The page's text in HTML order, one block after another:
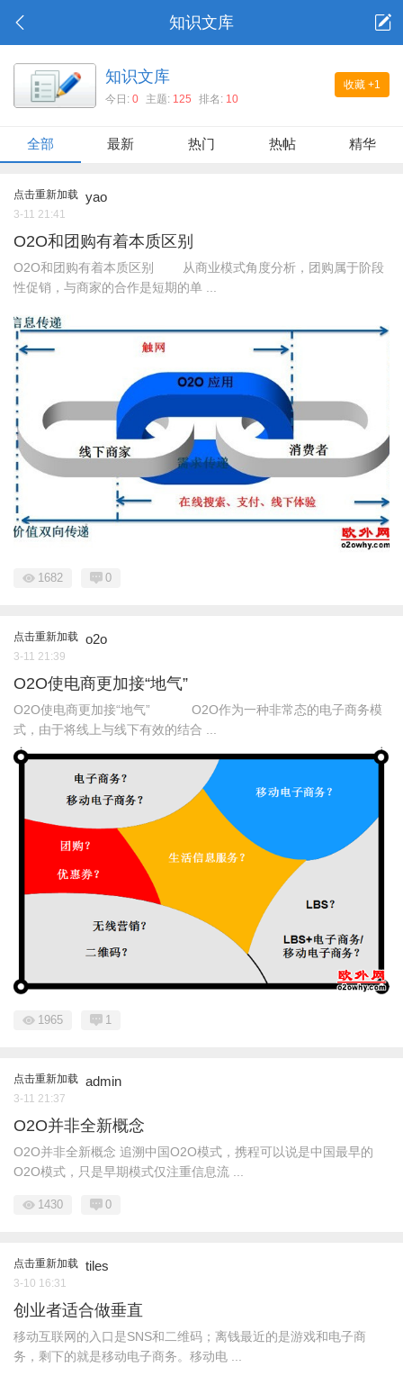
知识文库
收藏 +1
知识文库
今日:0 主题: 125 排名: 10
全部 最新 热门 热帖 精华
点击重新加载 yao
3-11 21:41
O2O和团购有着本质区别
O2O和团购有着本质区别 从商业模式角度分析，团购属于阶段
性促销，与商家的合作是短期的单 ...
1682 0
点击重新加载 o2o
3-11 21:39
O2O使电商更加接“地气”
O2O使电商更加接“地气” O2O作为一种非常态的电子商务模
式，由于将线上与线下有效的结合 ...
1965 1
点击重新加载 admin
3-11 21:37
O2O并非全新概念
O2O并非全新概念 追溯中国O2O模式，携程可以说是中国最早的
O2O模式，只是早期模式仅注重信息流 ...
1430 0
点击重新加载 tiles
3-10 16:31
创业者适合做垂直
移动互联网的入口是SNS和二维码；离钱最近的是游戏和电子商
务，剩下的就是移动电子商务。移动电 ...